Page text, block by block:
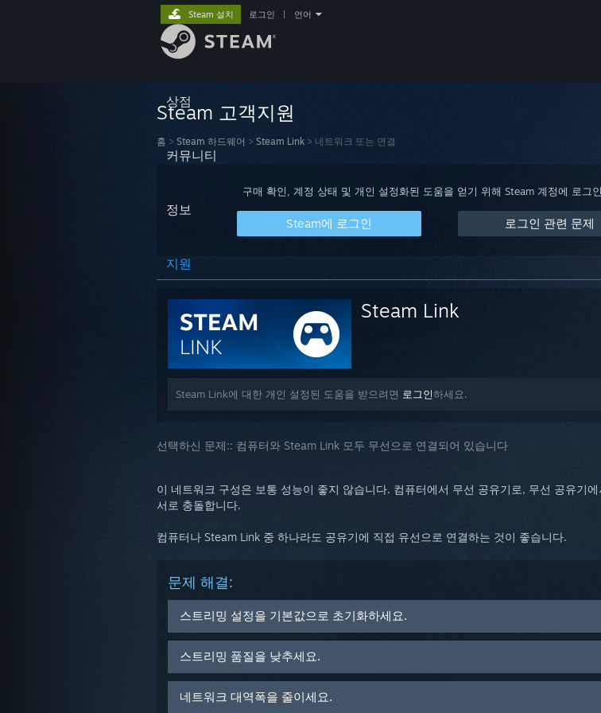
상점
커뮤니티
정보
지원
Steam 설치 로그인 언어
Steam 고객지원
홈 > Steam 하드웨어 > Steam Link > 네트워크 또는 연결
구매 확인, 계정 상태 및 개인 설정화된 도움을 얻기 위해 Steam 계정에 로그
Steam에 로그인 로그인 관련 문제
Steam Link
Steam Link에 대한 개인 설정된 도움을 받으려면 로그인하세요.
선택하신 문제:: 컴퓨터와 Steam Link 모두 무선으로 연결되어 있습니다
이 네트워크 구성은 보통 성능이 좋지 않습니다. 컴퓨터에서 무선 공유기로, 무선 공유기
서로 충돌합니다.
컴퓨터나 Steam Link 중 하나라도 공유기에 직접 유선으로 연결하는 것이 좋습니다.
문제 해결:
스트리밍 설정을 기본값으로 초기화하세요.
Steam Link 시작 화면에서 설정 > 고급 설정
*이 옵션은 Steam Link 베타 빌드에서만 표시됩니다. 베타 빌드로 전환하려면 시스
스트리밍 품질을 낮추세요.
Steam Link 메인 메뉴 또는 Big Picture 모드, 게임 중에 스트리밍 품질을 조정할 수 있
네트워크 대역폭을 줄이세요.